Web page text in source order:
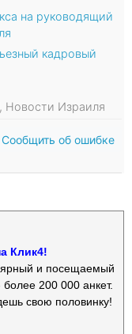
на руководящий
кадровый
Новости Израиля
Сообщить об ошибке
Клик4!
и посещаемый
200 000 анкет.
свою половинку!